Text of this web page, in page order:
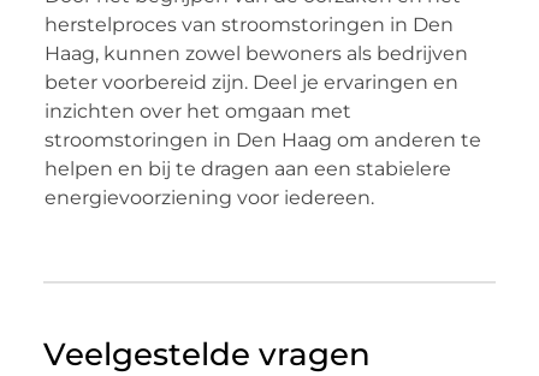
herstelproces van stroomstoringen in Den
Haag, kunnen zowel bewoners als bedrijven
beter voorbereid zijn. Deel je ervaringen en
inzichten over het omgaan met
stroomstoringen in Den Haag om anderen te
helpen en bij te dragen aan een stabielere
energievoorziening voor iedereen.
Veelgestelde vragen